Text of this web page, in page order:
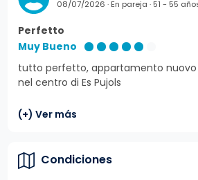
08/07/2026 · En pareja · 51 - 55
Perfetto
Muy Bueno
tutto perfetto, appartamento
nel centro di Es Pujols
(+) Ver más
Condiciones